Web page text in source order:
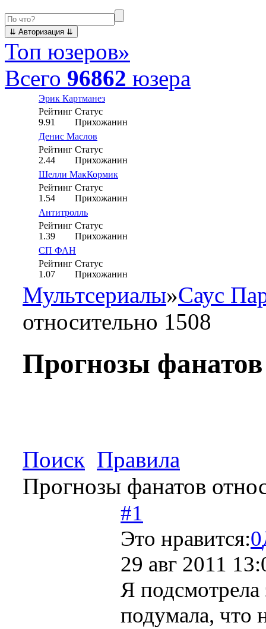
Топ юзеров»
Всего 96862 юзера
Эрик Картманез
Рейтинг
9.91
Статус
Прихожанин
Денис Маслов
Рейтинг
2.44
Статус
Прихожанин
Шелли МакКормик
Рейтинг
1.54
Статус
Прихожанин
Антитролль
Рейтинг
1.39
Статус
Прихожанин
СП ФАН
Рейтинг
1.07
Статус
Прихожанин
Мультсериалы»Саус
относительно 1508
Прогнозы фанатов
Поиск Правила
Прогнозы фанатов
#1
Это нравится:0
29 авг 2011
Я
подумала, что